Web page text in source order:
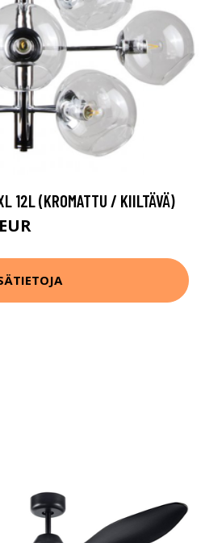
12L (KROMATTU / KIILTÄVÄ)